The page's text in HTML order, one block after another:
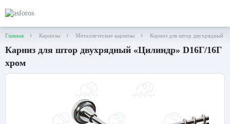
Главная Карнизы Металлические карнизы Карниз для штор двухрядный
Карниз для штор двухрядный «Цилиндр» D16Г/16Г
хром